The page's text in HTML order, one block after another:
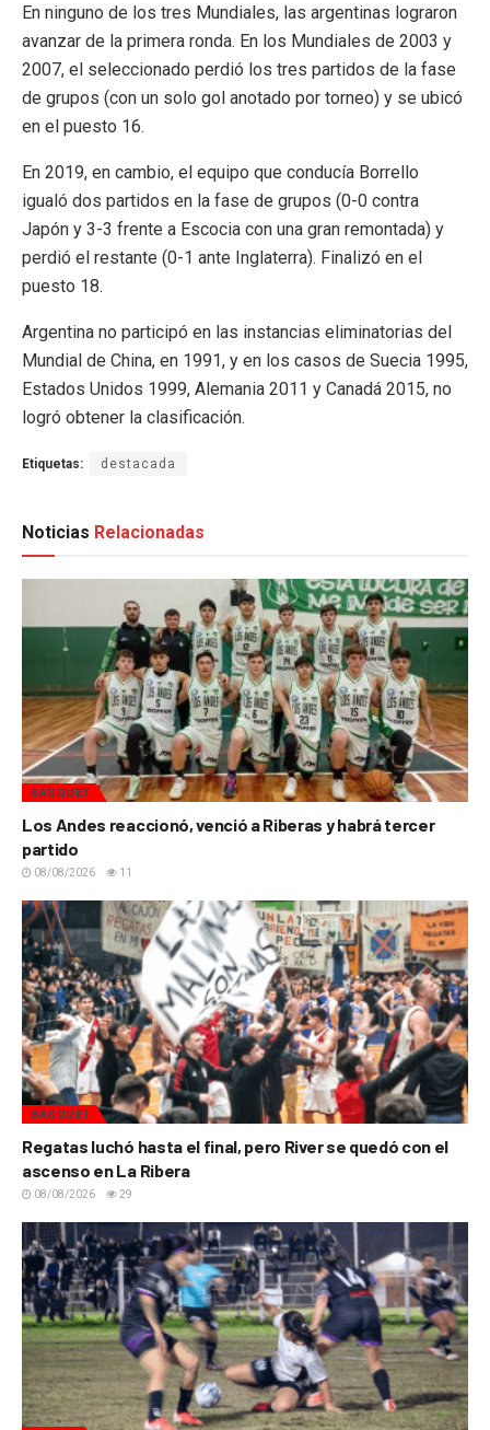
En ninguno de los tres Mundiales, las argentinas lograron
avanzar de la primera ronda. En los Mundiales de 2003 y
2007, el seleccionado perdió los tres partidos de la fase
de grupos (con un solo gol anotado por torneo) y se ubicó
en el puesto 16.
En 2019, en cambio, el equipo que conducía Borrello
igualó dos partidos en la fase de grupos (0-0 contra
Japón y 3-3 frente a Escocia con una gran remontada) y
perdió el restante (0-1 ante Inglaterra). Finalizó en el
puesto 18.
Argentina no participó en las instancias eliminatorias del
Mundial de China, en 1991, y en los casos de Suecia 1995,
Estados Unidos 1999, Alemania 2011 y Canadá 2015, no
logró obtener la clasificación.
Etiquetas: destacada
Noticias Relacionadas
BÁSQUET
Los Andes reaccionó, venció a Riberas y habrá tercer
partido
08/08/2026 11
BÁSQUET
Regatas luchó hasta el final, pero River se quedó con el
ascenso en La Ribera
08/08/2026 29